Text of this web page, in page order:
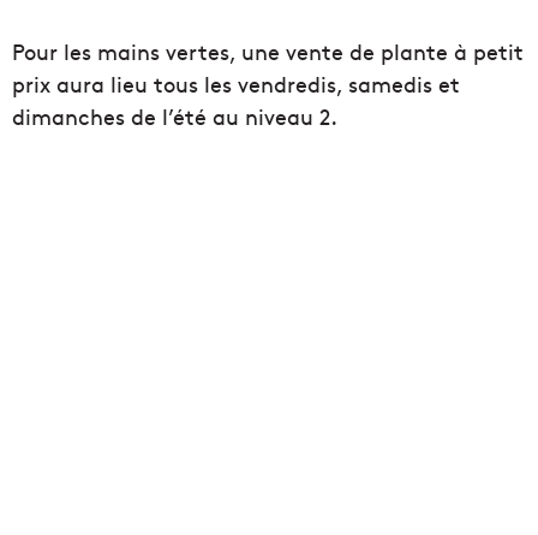
Pour les mains vertes, une vente de plante à petit
prix aura lieu tous les vendredis, samedis et
dimanches de l’été au niveau 2.